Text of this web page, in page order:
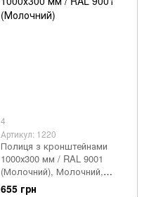
4
Артикул: 1220
Полиця з кронштейнами
1000х300 мм / RAL 9001
(Молочний), Молочний,
Молочний
655 грн